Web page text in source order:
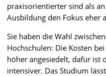
praxisorientierter sind als
Ausbildung den Fokus eher
Sie haben die Wahl
Hochschulen: Die Kosten
höher angesiedelt, dafür ist
intensiver. Das Studium